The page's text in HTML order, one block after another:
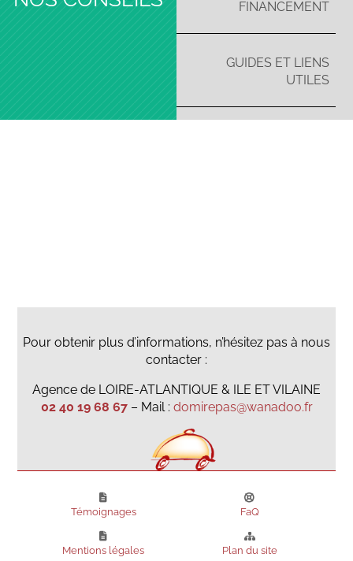
FINANCEMENT
GUIDES ET LIENS
UTILES
Pour obtenir plus d’informations, n’hésitez pas à nous
contacter :
Agence de LOIRE-ATLANTIQUE & ILE ET VILAINE
02 40 19 68 67– Mail : domirepas@wanadoo.fr
Témoignages FaQ
Mentions légales Plan du site